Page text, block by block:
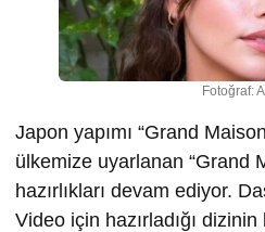
Fotoğraf:
Japon yapımı “Grand
ülkemize uyarlanan “Grand
hazırlıkları devam ediyor.
Video için hazırladığı